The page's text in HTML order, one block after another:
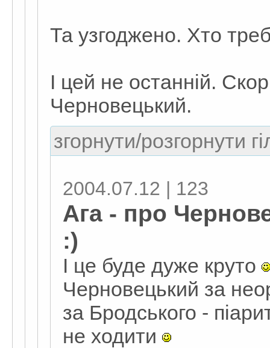
Та узгоджено. Хто
І цей не останній.
Черновецький.
згорнути/розгорнути
2004.07.12 | 123
Ага - про
:)
І це буде дуже круто
Черновецький за
за Бродського -
не ходити